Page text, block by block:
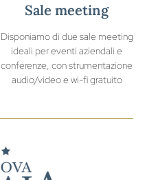
Sale meeting
Disponiamo di due sale meeting
ideali per eventi aziendali e
conferenze, con strumentazione
audio/video e wi-fi gratuito